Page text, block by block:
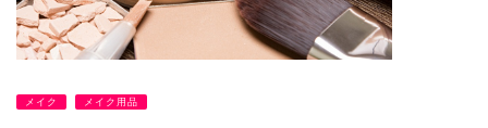
メイク メイク用品